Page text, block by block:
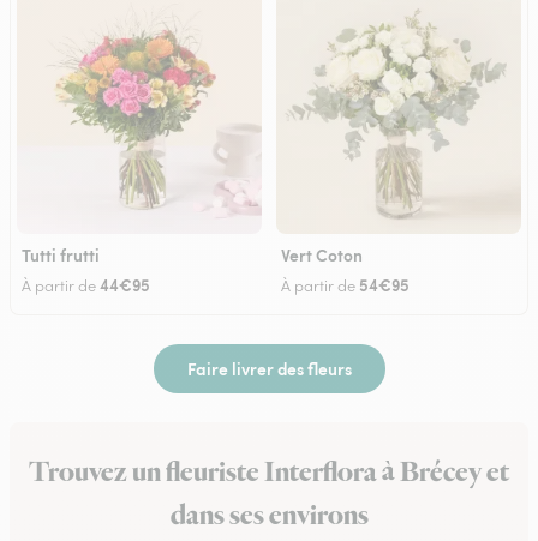
Tutti frutti
À partir de44€95
Vert Coton
À partir de 54€95
Faire livrer des fleurs
Trouvez un fleuriste Interflora à Brécey et
dans ses environs